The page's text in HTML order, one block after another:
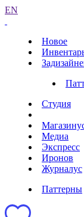
EN
Новое
Студия
Медиа
Экспресс
Иронов
Журналус
Паттерны